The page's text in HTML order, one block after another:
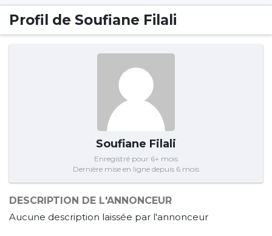
Profil de Soufiane Filali
Soufiane Filali
Enregistré pour 6+ mois
Dernière mise en ligne depuis 6 mois
DESCRIPTION DE L'ANNONCEUR
Aucune description laissée par l'annonceur